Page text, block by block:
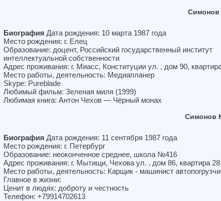
Симонов
Биография Дата рождения: 10 марта 1987 года
Место рождения: г. Елец
Образование: доцент, Российский государственный институт
интеллектуальной собственности
Адрес проживания: г. Миасс, Конституции ул. , дом 90,
Место работы, деятельность: Медиапланер
Skype: Pureblade
Любимый фильм: Зеленая миля (1999)
Любимая книга: Антон Чехов — Чёрный монах
Симонов
Биография Дата рождения: 11 сентября 1987 года
Место рождения: г. Петербург
Образование: неоконченное среднее, школа №416
Адрес проживания: г. Мытищи, Чехова ул. , дом 86, квартира 28
Место работы, деятельность: Карщик - машинист
Главное в жизни:
Ценит в людях: доброту и честность
Телефон: +79914702613